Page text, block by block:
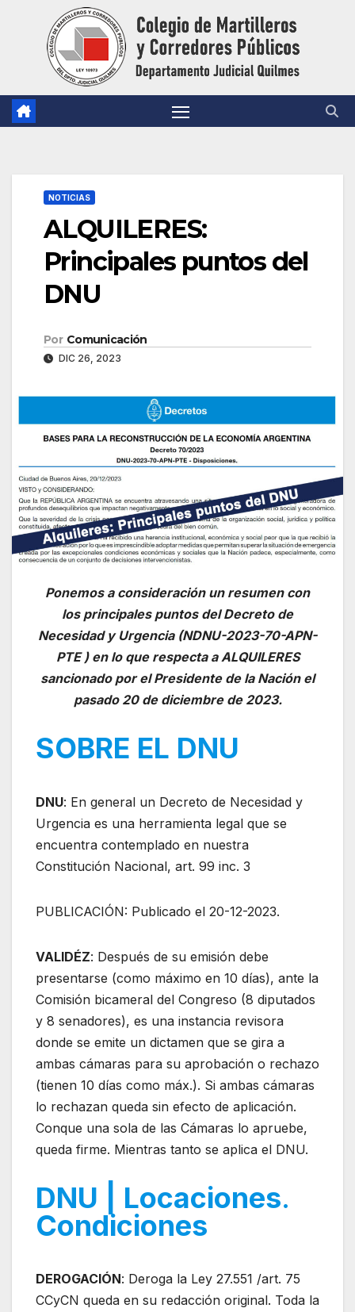
contenido
NOTICIAS
ALQUILERES:
Principales puntos del
DNU
Por Comunicación
DIC 26, 2023
Ponemos a consideración un resumen con
los principales puntos del Decreto de
Necesidad y Urgencia (NDNU-2023-70-APN-
PTE ) en lo que respecta a ALQUILERES
sancionado por el Presidente de la Nación el
pasado 20 de diciembre de 2023.
SOBRE EL DNU
DNU: En general un Decreto de Necesidad y
Urgencia es una herramienta legal que se
encuentra contemplado en nuestra
Constitución Nacional, art. 99 inc. 3
PUBLICACIÓN: Publicado el 20-12-2023.
VALIDÉZ: Después de su emisión debe
presentarse (como máximo en 10 días), ante la
Comisión bicameral del Congreso (8 diputados
y 8 senadores), es una instancia revisora
donde se emite un dictamen que se gira a
ambas cámaras para su aprobación o rechazo
(tienen 10 días como máx.). Si ambas cámaras
lo rechazan queda sin efecto de aplicación.
Conque una sola de las Cámaras lo apruebe,
queda firme. Mientras tanto se aplica el DNU.
DNU | Locaciones.
Condiciones
DEROGACIÓN: Deroga la Ley 27.551 /art. 75
CCyCN queda en su redacción original. Toda la